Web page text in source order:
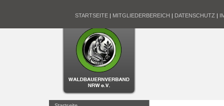
STARTSEITE | MITGLIEDERBEREICH | DATENSCHUTZ |